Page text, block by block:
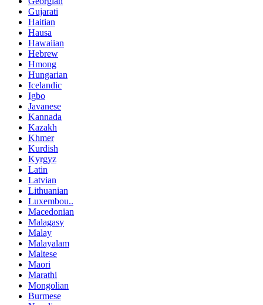
Gujarati
Haitian
Hausa
Hawaiian
Hebrew
Hmong
Hungarian
Icelandic
Igbo
Javanese
Kannada
Kazakh
Khmer
Kurdish
Kyrgyz
Latin
Latvian
Lithuanian
Luxembou..
Macedonian
Malagasy
Malay
Malayalam
Maltese
Maori
Marathi
Mongolian
Burmese